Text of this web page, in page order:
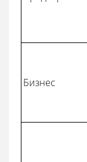
Бизнес